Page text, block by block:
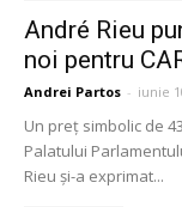
André Rieu
noi pentru
Andrei Partos - iunie
Un preț simbolic de
Palatului
Rieu și-a exprimat...